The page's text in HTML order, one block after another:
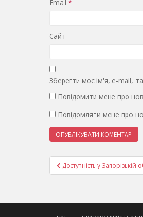
Email *
Сайт
Зберегти моє ім'я, e-mail,
Повідомити мене про
Повідомляти мене про
Навігація
записів
Доступність у Запорізькій